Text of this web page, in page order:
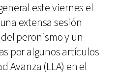
este viernes el
extensa sesión
peronismo y un
por algunos artículos
Avanza (LLA) en el